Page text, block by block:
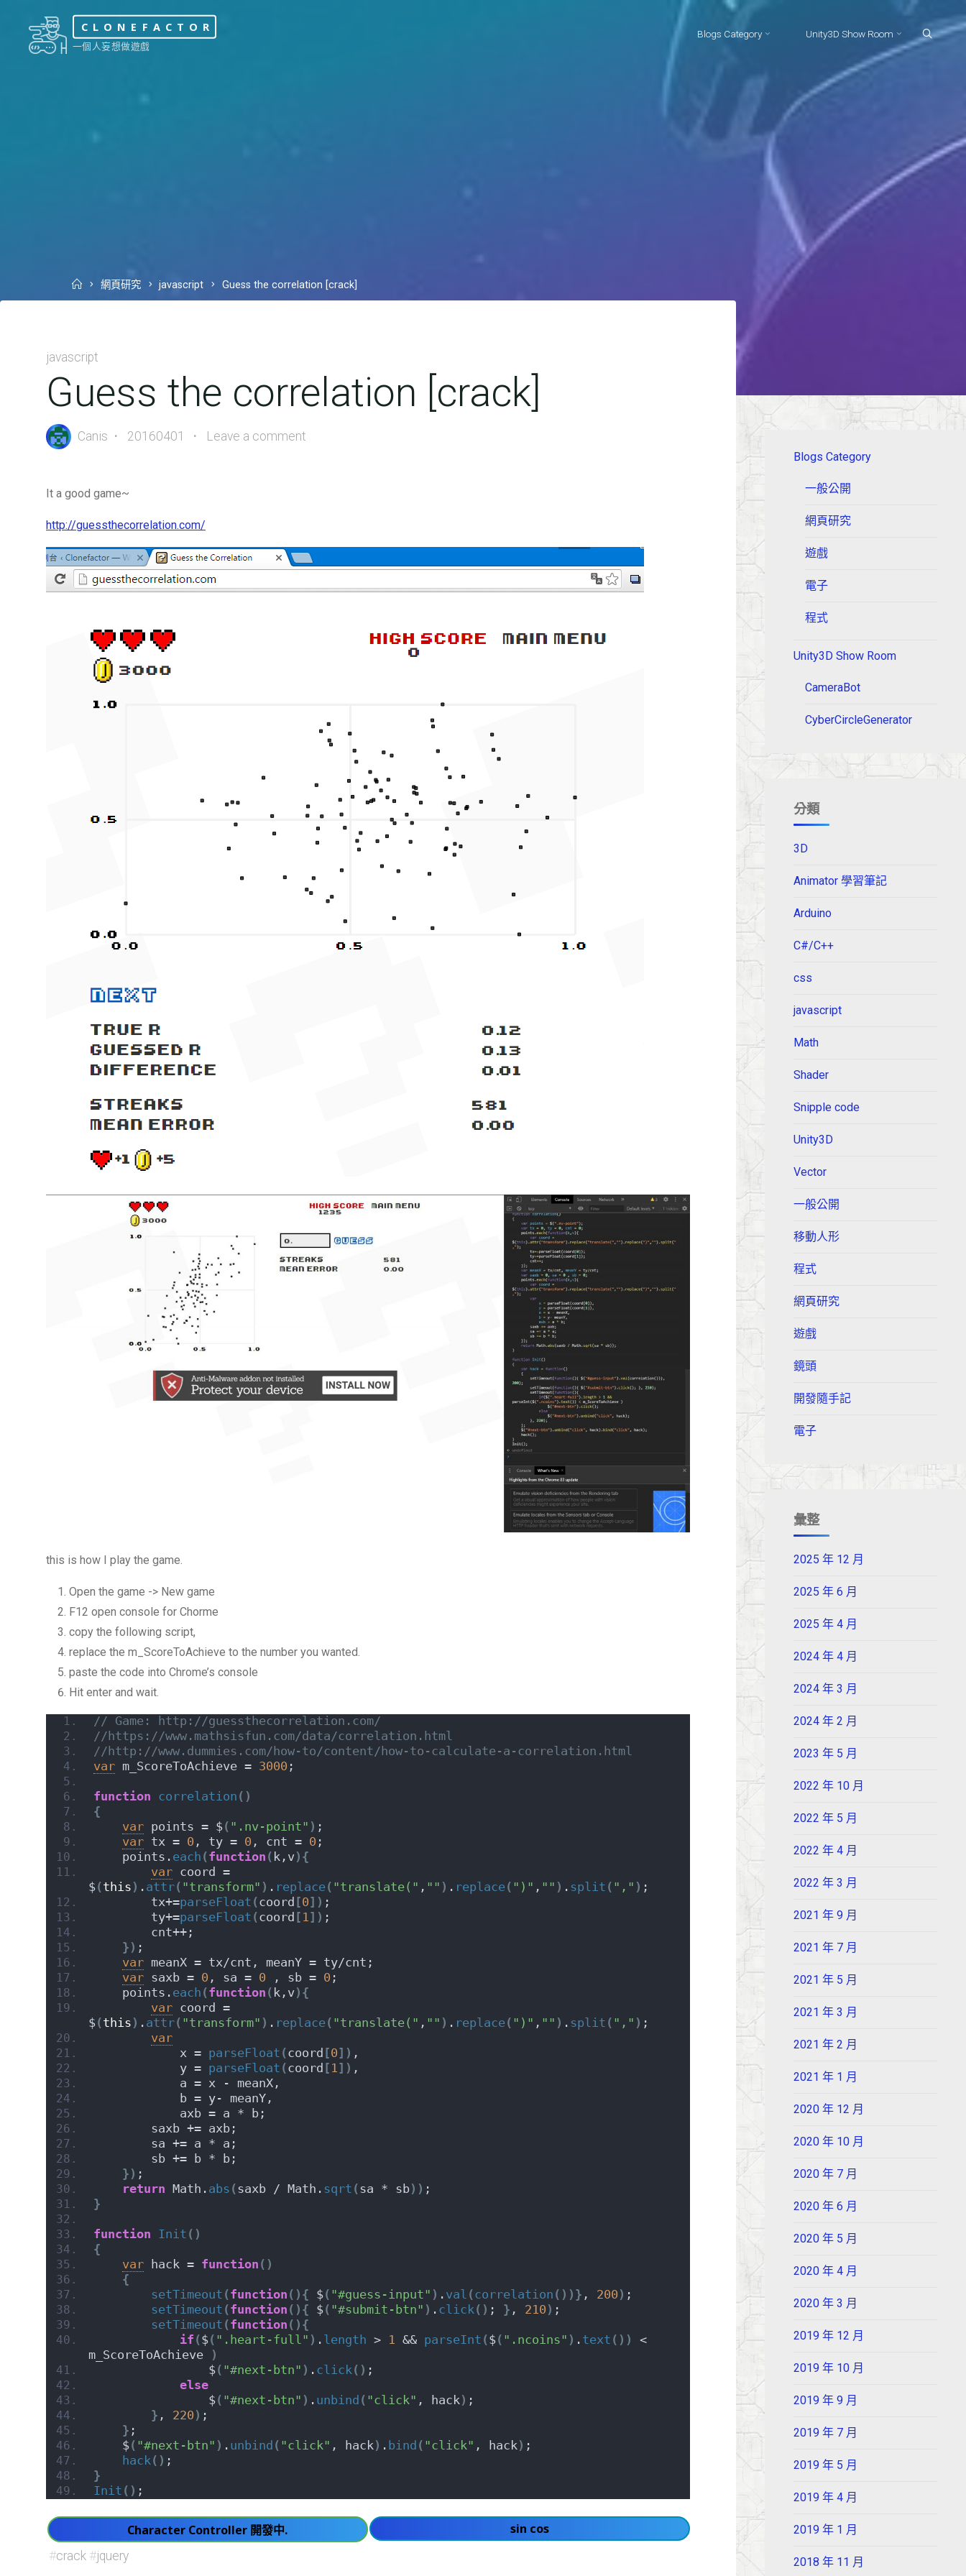
content
CLONEFACTOR
一個人妄想做遊戲
Blogs Category Unity3D Show Room
Home網頁研究 javascript Guess the correlation [crack]
javascript
Guess the correlation [crack]
Canis 20160401 Leave a comment
It a good game~
http://guessthecorrelation.com/
this is how I play the game.
Open the game -> New game
F12 open console for Chorme
copy the following script,
replace the m_ScoreToAchieve to the number you wanted.
paste the code into Chrome’s console
Hit enter and wait.
// Game: http://guessthecorrelation.com/
//https://www.mathsisfun.com/data/correlation.html
//http://www.dummies.com/how-to/content/how-to-calculate-a-correlation.html
var m_ScoreToAchieve = 3000 ;
function correlation ( )
{
var points = $( ".nv-point" ) ;
var tx = 0 , ty = 0 , cnt = 0 ;
    points.
each (function ( k,v) {
var coord =
$(this ) . attr( "transform" ) . replace( "translate(" , "" ) . replace( ")" , "" ) . split ( "," ) ;
        tx+=
parseFloat (coord [0] ) ;
        ty+=
parseFloat (coord [ 1] ) ;
        cnt++;
} ) ;
var meanX = tx/cnt, meanY = ty/cnt;
var saxb = 0 , sa = 0 , sb = 0 ;
    points.
each (function ( k,v) {
var coord =
$(this ) . attr( "transform" ) . replace( "translate(" , "" ) . replace( ")" , "" ) . split ( "," ) ;
var
            x =
parseFloat (coord [0] ) ,
            y =
parseFloat (coord [ 1] ) ,
            a = x - meanX,
            b = y- meanY,
            axb = a * b;
        saxb += axb;
        sa += a * a;
        sb += b * b;
} ) ;
return Math. abs (saxb / Math. sqrt (sa * sb) ) ;
}
function Init ( )
{
var hack = function ( )
{
setTimeout (function ( ) { $( "#guess-input" ) . val (correlation ( ) ) } , 200 ) ;
setTimeout (function ( ) { $( "#submit-btn" ) . click( ) ; } , 210 ) ;
setTimeout (function ( ) {
if ($( ".heart-full" ) . length > 1 && parseInt ($( ".ncoins" ) . text ( ) )
<
m_ScoreToAchieve
)
                $
( "#next-btn" ) . click( ) ;
else
                $
( "#next-btn" ) . unbind ( "click" , hack) ;
} , 220 ) ;
} ;
    $
( "#next-btn" ) . unbind ( "click" , hack) . bind ( "click" , hack) ;
hack( ) ;
}
Init ( ) ;
Character Controller 開發中. sin cos
#crack #jquery
Blogs Category
一般公開
網頁研究
遊戲
電子
程式
Unity3D Show Room
CameraBot
CyberCircleGenerator
分類
3D
Animator 學習筆記
Arduino
C#/C++
css
javascript
Math
Shader
Snipple code
Unity3D
Vector
一般公開
移動人形
程式
網頁研究
遊戲
鏡頭
開發隨手記
電子
彙整
2025 年 12 月
2025 年 6 月
2025 年 4 月
2024 年 4 月
2024 年 3 月
2024 年 2 月
2023 年 5 月
2022 年 10 月
2022 年 5 月
2022 年 4 月
2022 年 3 月
2021 年 9 月
2021 年 7 月
2021 年 5 月
2021 年 3 月
2021 年 2 月
2021 年 1 月
2020 年 12 月
2020 年 10 月
2020 年 7 月
2020 年 6 月
2020 年 5 月
2020 年 4 月
2020 年 3 月
2019 年 12 月
2019 年 10 月
2019 年 9 月
2019 年 7 月
2019 年 5 月
2019 年 4 月
2019 年 1 月
2018 年 11 月